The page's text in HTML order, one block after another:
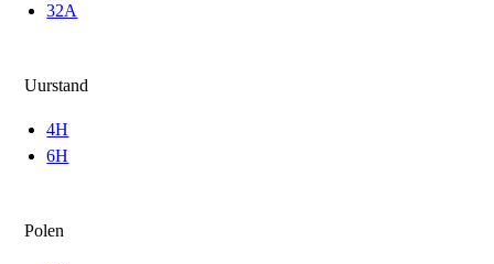
32A
Uurstand
4H
6H
Polen